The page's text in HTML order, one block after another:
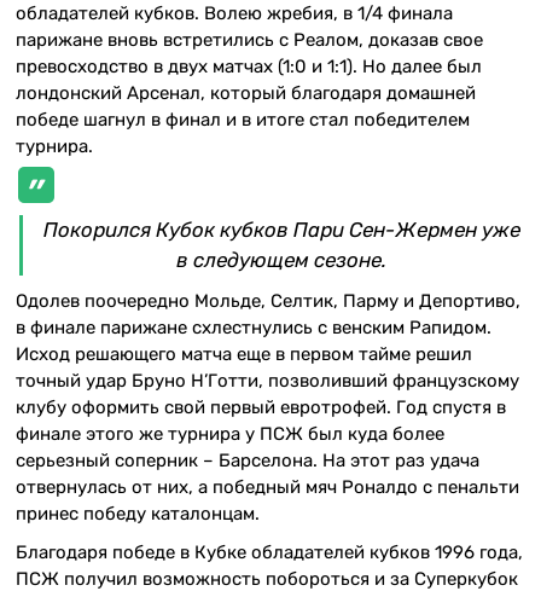
обладателей кубков. Волею жребия, в 1/4 финала
парижане вновь встретились с Реалом, доказав свое
превосходство в двух матчах (1:0 и 1:1). Но далее был
лондонский Арсенал, который благодаря домашней
победе шагнул в финал и в итоге стал победителем
турнира.
Покорился Кубок кубков Пари Сен-Жермен уже
в следующем сезоне.
Одолев поочередно Мольде, Селтик, Парму и Депортиво,
в финале парижане схлестнулись с венским Рапидом.
Исход решающего матча еще в первом тайме решил
точный удар Бруно Н’Готти, позволивший французскому
клубу оформить свой первый евротрофей. Год спустя в
финале этого же турнира у ПСЖ был куда более
серьезный соперник – Барселона. На этот раз удача
отвернулась от них, а победный мяч Роналдо с пенальти
принес победу каталонцам.
Благодаря победе в Кубке обладателей кубков 1996 года,
ПСЖ получил возможность побороться и за Суперкубок